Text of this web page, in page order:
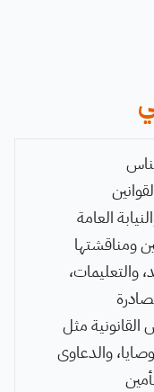
العامة
ومناقشتها
والتعليمات،
القانونية مثل
والدعاوى